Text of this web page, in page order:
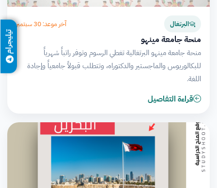
البرتغال آخر موعد: 30 سبتمبر
منحة جامعة مينهو
منحة جامعة مينهو البرتغالية تغطي الرسوم وتوفر راتباً شهرياً
للبكالوريوس والماجستير والدكتوراه، وتتطلب قبولاً جامعياً وإجادة
اللغة.
قراءة التفاصيل
تيليجرام